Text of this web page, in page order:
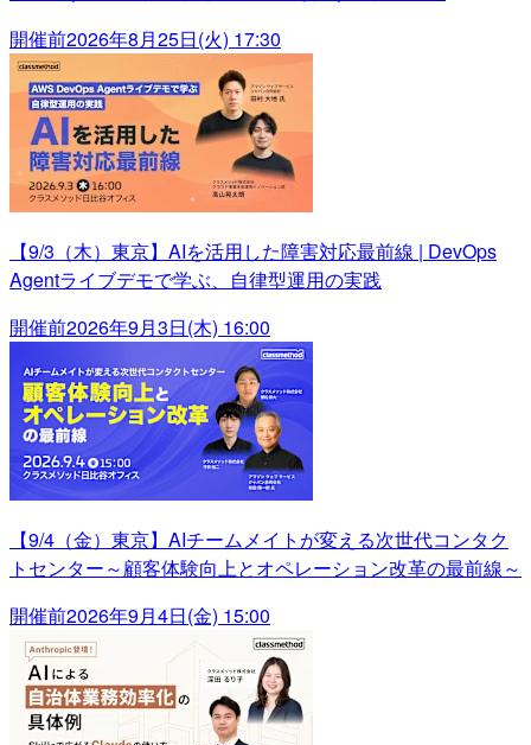
開催前2026年8月25日(火) 17:30
【9/3（木）東京】AIを活用した障害対応最前線 | DevOps
Agentライブデモで学ぶ、自律型運用の実践
開催前2026年9月3日(木) 16:00
【9/4（金）東京】AIチームメイトが変える次世代コンタク
トセンター～顧客体験向上とオペレーション改革の最前線～
開催前2026年9月4日(金) 15:00